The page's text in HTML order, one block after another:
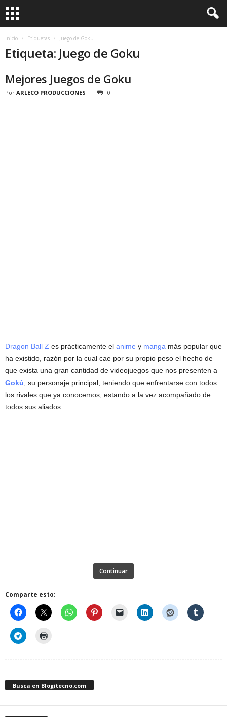
Inicio Etiquetas Juego de Goku
Etiqueta: Juego de Goku
Mejores Juegos de Goku
Por ARLECO PRODUCCIONES 0
Dragon Ball Z es prácticamente el anime y manga más popular que
ha existido, razón por la cual cae por su propio peso el hecho de
que exista una gran cantidad de videojuegos que nos presenten a
Gokú , su personaje principal, teniendo que enfrentarse con todos
los rivales que ya conocemos, estando a la vez acompañado de
todos sus aliados.
Continuar
Comparte esto:
Busca en Blogitecno.com